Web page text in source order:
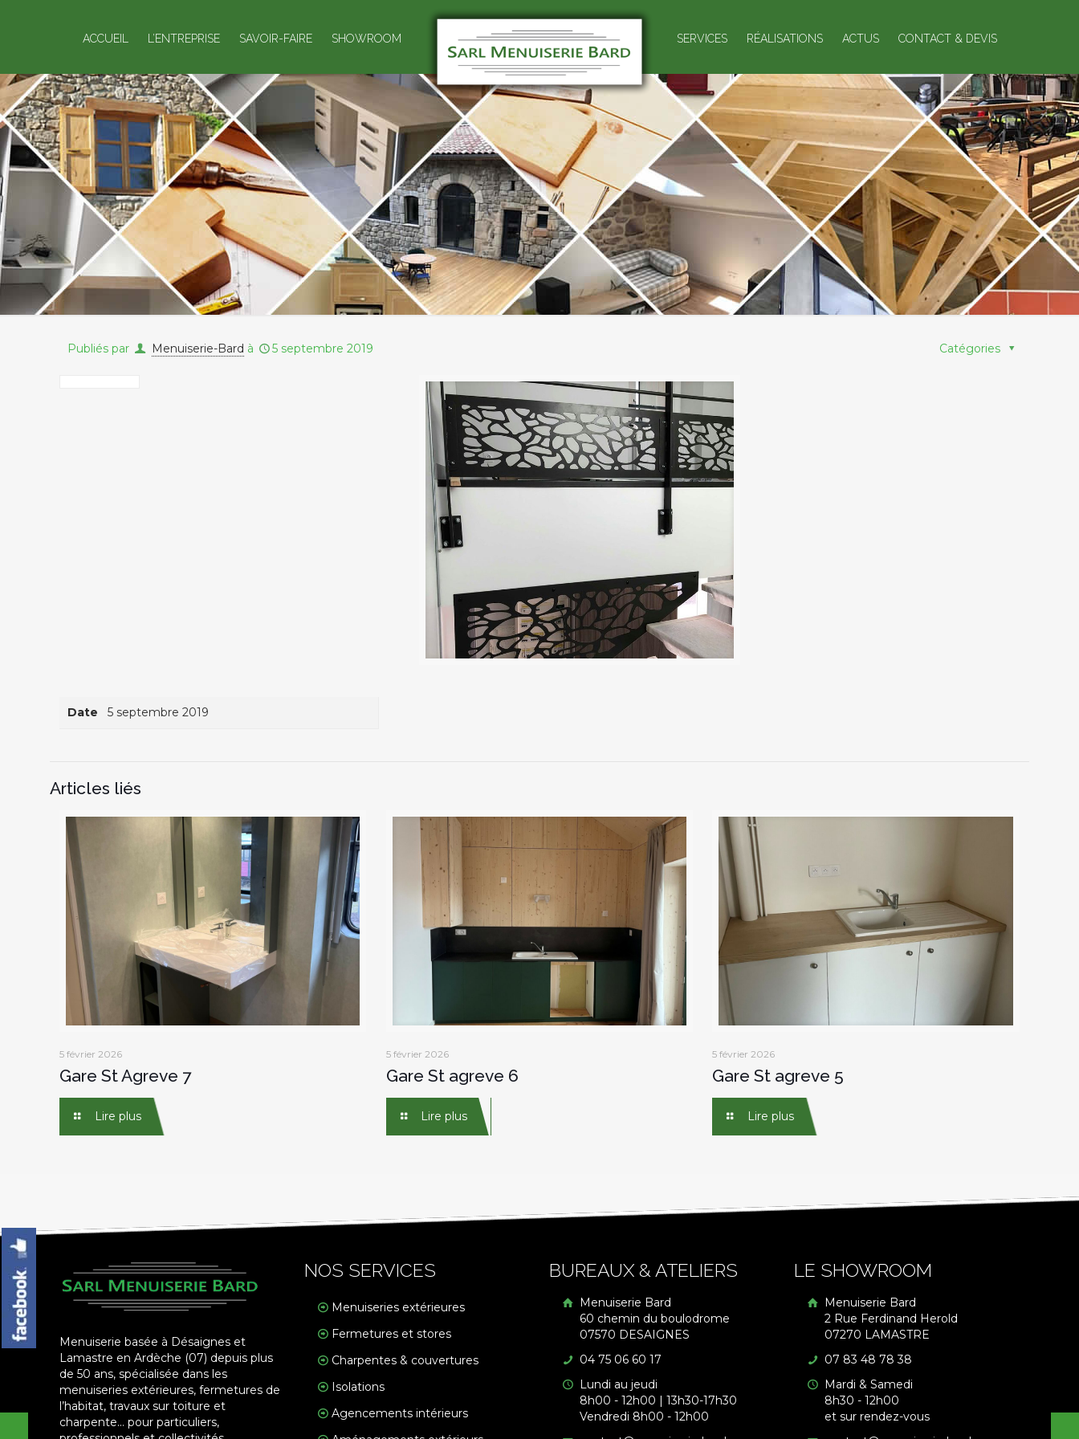
ACCUEIL L’ENTREPRISE SAVOIR-FAIRE SHOWROOM SERVICES RÉALISATIONS ACTUS CONTACT & DEVIS
Publiés par Menuiserie-Bard à 5 septembre 2019 Catégories
Date 5 septembre 2019
Articles liés
5 février 2026
Gare St Agreve 7
Lire plus
5 février 2026
Gare St agreve 6
Lire plus
5 février 2026
Gare St agreve 5
Lire plus
Menuiserie basée à Désaignes et
Lamastre en Ardèche (07) depuis plus
de 50 ans, spécialisée dans les
menuiseries extérieures, fermetures de
l’habitat, travaux sur toiture et
charpente… pour particuliers,
NOS SERVICES
Menuiseries extérieures
Fermetures et stores
Charpentes & couvertures
Isolations
Agencements intérieurs
BUREAUX & ATELIERS
Menuiserie Bard
60 chemin du boulodrome
07570 DESAIGNES
04 75 06 60 17
Lundi au jeudi
8h00 - 12h00 | 13h30-17h30
Vendredi 8h00 - 12h00
LE SHOWROOM
Menuiserie Bard
2 Rue Ferdinand Herold
07270 LAMASTRE
07 83 48 78 38
Mardi & Samedi
8h30 - 12h00
et sur rendez-vous